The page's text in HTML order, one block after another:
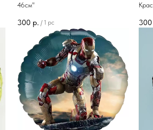
46см"
300 р. / 1 pc 300